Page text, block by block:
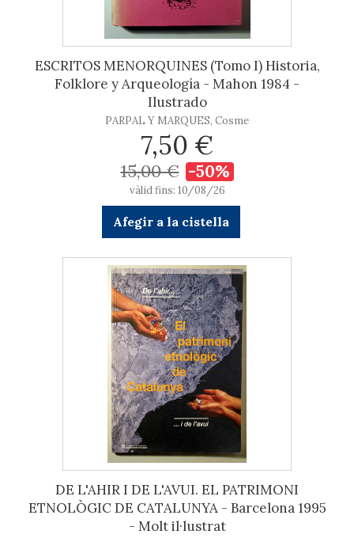
ESCRITOS MENORQUINES (Tomo I) Historia,
Folklore y Arqueología - Mahon 1984 -
Ilustrado
PARPAL Y MARQUES, Cosme
7,50 €
15,00 € -50%
vàlid fins: 10/08/26
Afegir a la cistella
DE L'AHIR I DE L'AVUI. EL PATRIMONI
ETNOLÒGIC DE CATALUNYA - Barcelona 1995
- Molt il·lustrat